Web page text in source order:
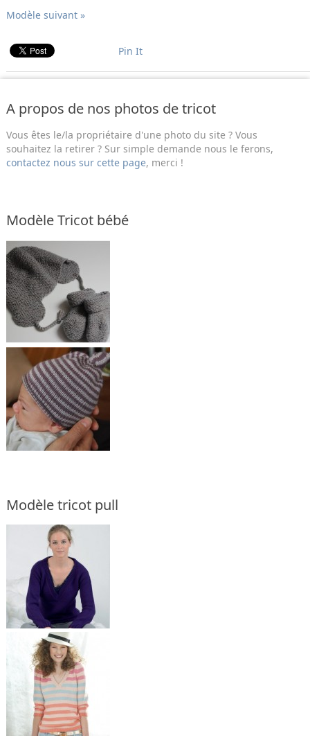
Modèle suivant »
Pin It
A propos de nos photos de tricot
Vous êtes le/la propriétaire d'une photo du site ? Vous
souhaitez la retirer ? Sur simple demande nous le ferons,
contactez nous sur cette page, merci !
Modèle Tricot bébé
Modèle tricot pull